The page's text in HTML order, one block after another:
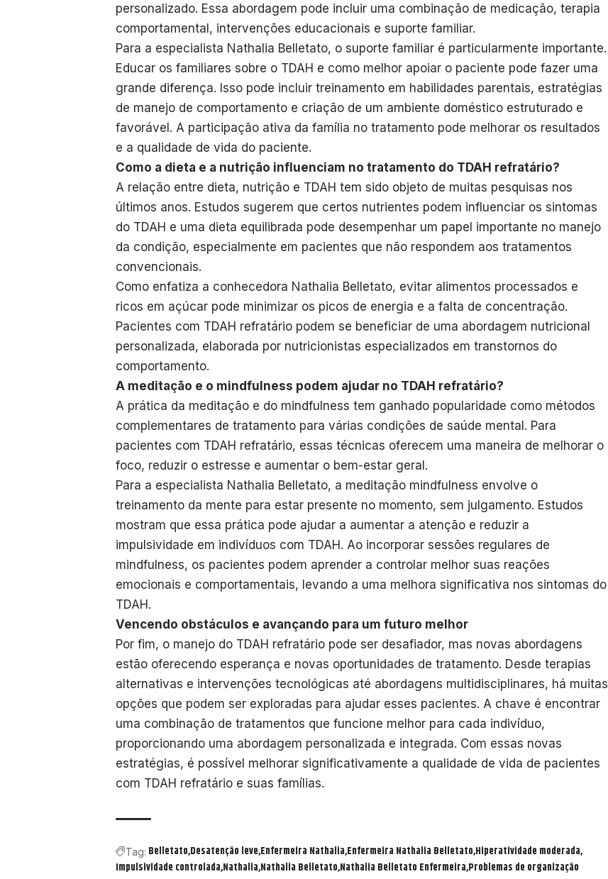
personalizado. Essa abordagem pode incluir uma combinação de medicação, terapia
comportamental, intervenções educacionais e suporte familiar.
Para a especialista Nathalia Belletato, o suporte familiar é particularmente importante.
Educar os familiares sobre o TDAH e como melhor apoiar o paciente pode fazer uma
grande diferença. Isso pode incluir treinamento em habilidades parentais, estratégias
de manejo de comportamento e criação de um ambiente doméstico estruturado e
favorável. A participação ativa da família no tratamento pode melhorar os resultados
e a qualidade de vida do paciente.
Como a dieta e a nutrição influenciam no tratamento do TDAH refratário?
A relação entre dieta, nutrição e TDAH tem sido objeto de muitas pesquisas nos
últimos anos. Estudos sugerem que certos nutrientes podem influenciar os sintomas
do TDAH e uma dieta equilibrada pode desempenhar um papel importante no manejo
da condição, especialmente em pacientes que não respondem aos tratamentos
convencionais.
Como enfatiza a conhecedora Nathalia Belletato, evitar alimentos processados e
ricos em açúcar pode minimizar os picos de energia e a falta de concentração.
Pacientes com TDAH refratário podem se beneficiar de uma abordagem nutricional
personalizada, elaborada por nutricionistas especializados em transtornos do
comportamento.
A meditação e o mindfulness podem ajudar no TDAH refratário?
A prática da meditação e do mindfulness tem ganhado popularidade como métodos
complementares de tratamento para várias condições de saúde mental. Para
pacientes com TDAH refratário, essas técnicas oferecem uma maneira de melhorar o
foco, reduzir o estresse e aumentar o bem-estar geral.
Para a especialista Nathalia Belletato, a meditação mindfulness envolve o
treinamento da mente para estar presente no momento, sem julgamento. Estudos
mostram que essa prática pode ajudar a aumentar a atenção e reduzir a
impulsividade em indivíduos com TDAH. Ao incorporar sessões regulares de
mindfulness, os pacientes podem aprender a controlar melhor suas reações
emocionais e comportamentais, levando a uma melhora significativa nos sintomas do
TDAH.
Vencendo obstáculos e avançando para um futuro melhor
Por fim, o manejo do TDAH refratário pode ser desafiador, mas novas abordagens
estão oferecendo esperança e novas oportunidades de tratamento. Desde terapias
alternativas e intervenções tecnológicas até abordagens multidisciplinares, há muitas
opções que podem ser exploradas para ajudar esses pacientes. A chave é encontrar
uma combinação de tratamentos que funcione melhor para cada indivíduo,
proporcionando uma abordagem personalizada e integrada. Com essas novas
estratégias, é possível melhorar significativamente a qualidade de vida de pacientes
com TDAH refratário e suas famílias.
Tag: Belletato Desatenção leve Enfermeira Nathalia Enfermeira Nathalia Belletato Hiperatividade moderada
Impulsividade controlada Nathalia Nathalia Belletato Nathalia Belletato Enfermeira Problemas de organização